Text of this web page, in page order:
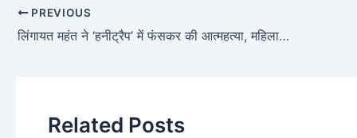
PREVIOUS
लिंगायत महंत ने ‘हनीट्रैप’ में फंसकर की आत्महत्या, महिला समेत 3 गिरफ्तार
Related Posts